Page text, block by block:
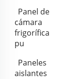
Panel de
cámara
frigorífica
pu
Paneles
aislantes